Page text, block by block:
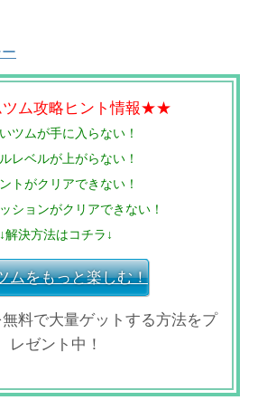
ム攻略ヒント情報★★
ツムが手に入らない！
レベルが上がらない！
トがクリアできない！
ションがクリアできない！
↓解決方法はコチラ↓
ムをもっと楽しむ！
料で大量ゲットする方法をプ
レゼント中！